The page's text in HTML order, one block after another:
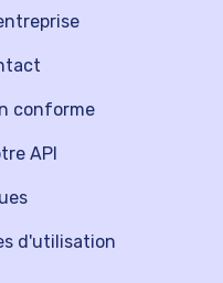
API
conforme
d'utilisation